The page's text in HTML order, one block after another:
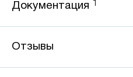
Документация
Отзывы